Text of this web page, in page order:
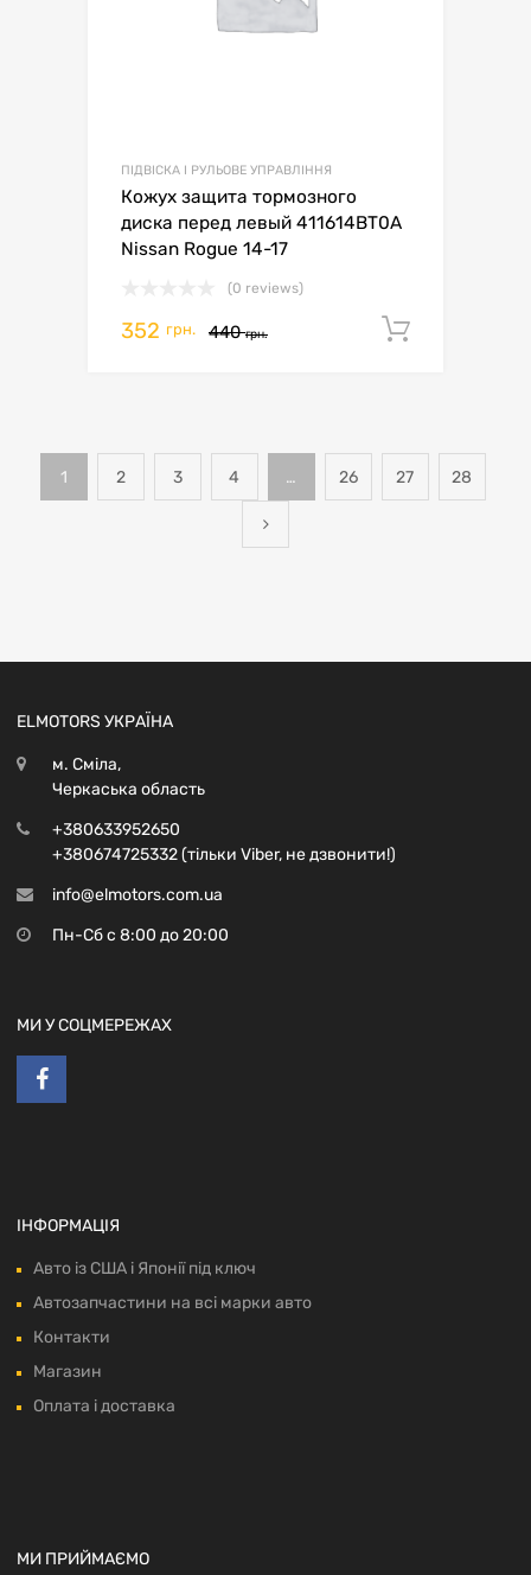
ПІДВІСКА І РУЛЬОВЕ УПРАВЛІННЯ
Кожух защита тормозного
диска перед левый 411614BT0A
Nissan Rogue 14-17
(0 reviews)
440грн.
352 грн.
1 2 3 4 … 26 27 28
ELMOTORS УКРАЇНА
м. Сміла,
Черкаська область
+380633952650
+380674725332 (тільки Viber, не дзвонити!)
info@elmotors.com.ua
Пн-Сб с 8:00 до 20:00
МИ У СОЦМЕРЕЖАХ
ІНФОРМАЦІЯ
Авто із США і Японії під ключ
Автозапчастини на всі марки авто
Контакти
Магазин
Оплата і доставка
МИ ПРИЙМАЄМО